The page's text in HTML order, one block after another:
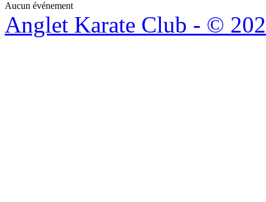
Aucun événement
Anglet Karate Club - ©